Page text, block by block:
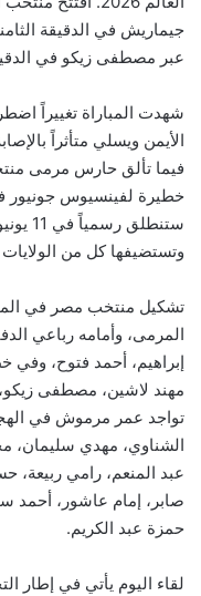
جيماريش في الدقيقة
عبر مصطفى زيكو في الدقيقة
شهدت المباراة تغييراً
فيما تألق حارس مرمى
وتستضيفها كل من
تشكيل منتخب مصر في
المرمى، وأمامه رباعي
إبراهيم، أحمد فتوح،
مهند لاشين، مصطفى
تواجد عمر مرموش في
الشناوي، مهدي سليمان،
عبد المنعم، رامي ربيعة،
صابر، إمام عاشور، أحمد
حمزة عبد الكريم.
لقاء اليوم يأتي في إطار